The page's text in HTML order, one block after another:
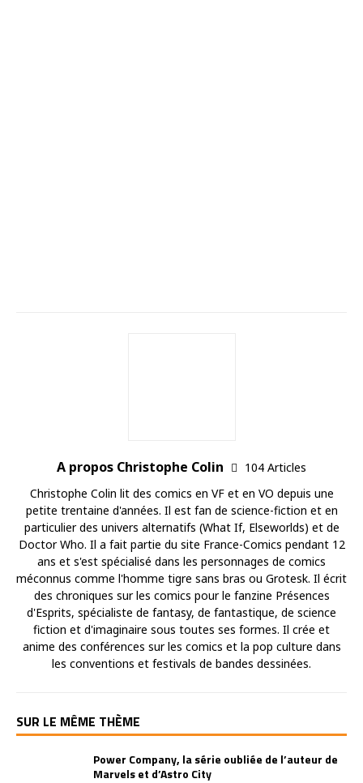
A propos Christophe Colin
104 Articles
Christophe Colin lit des comics en VF et en VO depuis une
petite trentaine d'années. Il est fan de science-fiction et en
particulier des univers alternatifs (What If, Elseworlds) et de
Doctor Who. Il a fait partie du site France-Comics pendant 12
ans et s'est spécialisé dans les personnages de comics
méconnus comme l'homme tigre sans bras ou Grotesk. Il écrit
des chroniques sur les comics pour le fanzine Présences
d'Esprits, spécialiste de fantasy, de fantastique, de science
fiction et d'imaginaire sous toutes ses formes. Il crée et
anime des conférences sur les comics et la pop culture dans
les conventions et festivals de bandes dessinées.
SUR LE MÊME THÈME
Power Company, la série oubliée de l’auteur de
Marvels et d’Astro City